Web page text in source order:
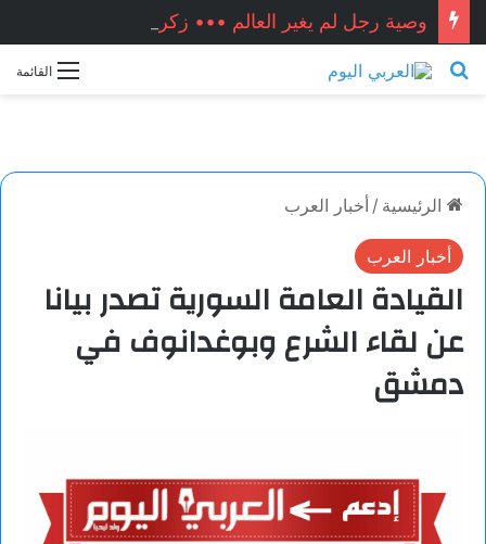
القائمة بحث عن
الرئيسية / أخبار العرب
أخبار العرب
القيادة العامة السورية تصدر بيانا
عن لقاء الشرع وبوغدانوف في
دمشق